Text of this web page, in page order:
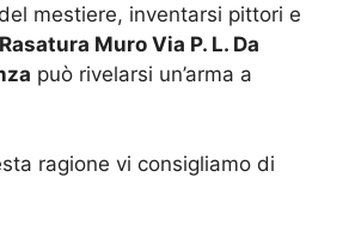
mestiere, inventarsi pittori e
Rasatura Muro Via P. L. Da
può rivelarsi un’arma a
ragione vi consigliamo di